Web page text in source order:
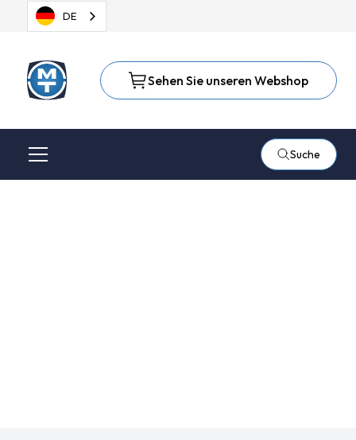
DE
Sehen Sie unseren Webshop
Suche